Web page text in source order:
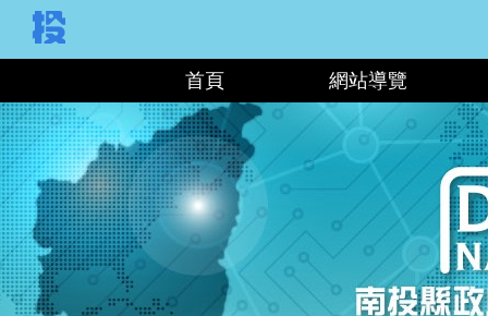
首頁 網站導覽